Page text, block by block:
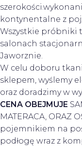
kontynentalne z
Wszystkie próbniki
salonach
Jaworznie.
W celu doboru
sklepem, wyślemy
oraz doradzimy w
CENA OBEJMUJE
MATERACA, ORAZ
pojemnikiem na
podłogę wraz z